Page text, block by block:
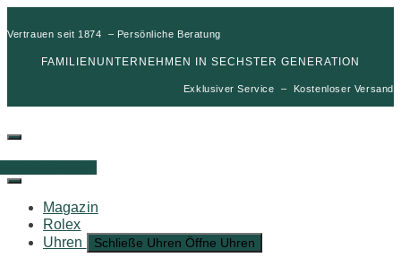
Vertrauen seit 1874 – Persönliche Beratung
FAMILIENUNTERNEHMEN IN SECHSTER GENERATION
Exklusiver Service – Kostenloser Versand
Magazin
Rolex
Uhren
Schließe Uhren Öffne Uhren